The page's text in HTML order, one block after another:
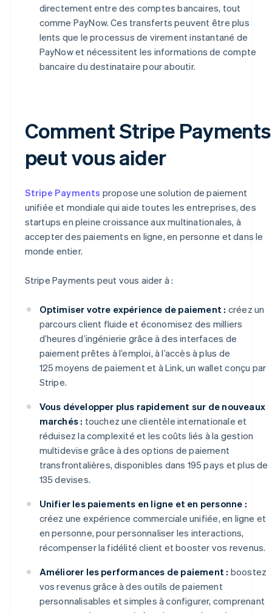
directement entre des comptes bancaires, tout
comme PayNow. Ces transferts peuvent être plus
lents que le processus de virement instantané de
PayNow et nécessitent les informations de compte
bancaire du destinataire pour aboutir.
Comment Stripe Payments
peut vous aider
Stripe Payments propose une solution de paiement
unifiée et mondiale qui aide toutes les entreprises, des
startups en pleine croissance aux multinationales, à
accepter des paiements en ligne, en personne et dans le
monde entier.
Stripe Payments peut vous aider à :
Optimiser votre expérience de paiement : créez un
parcours client fluide et économisez des milliers
d’heures d’ingénierie grâce à des interfaces de
paiement prêtes à l’emploi, à l’accès à plus de
125 moyens de paiement et à Link, un wallet conçu par
Stripe.
Vous développer plus rapidement sur de nouveaux
marchés : touchez une clientèle internationale et
réduisez la complexité et les coûts liés à la gestion
multidevise grâce à des options de paiement
transfrontalières, disponibles dans 195 pays et plus de
135 devises.
Unifier les paiements en ligne et en personne :
créez une expérience commerciale unifiée, en ligne et
en personne, pour personnaliser les interactions,
récompenser la fidélité client et booster vos revenus.
Améliorer les performances de paiement : boostez
vos revenus grâce à des outils de paiement
personnalisables et simples à configurer, comprenant